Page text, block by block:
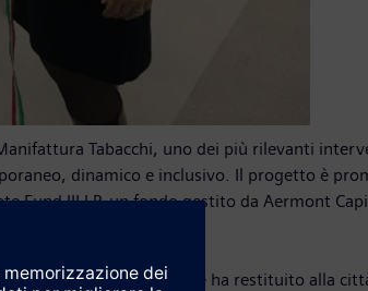
Tabacchi, uno dei più rilevanti
dinamico e inclusivo. Il progetto è
Fund III LP, un fondo gestito da Aermont
con un progetto che ha restituito alla